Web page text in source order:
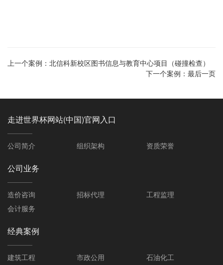
上一个案例： 北信科新校区图书信息与教育中心项目（碰撞检查）
下一个案例： 最后一页
走进世界杯网站(中国)官网入口
公司简介 组织架构 资质荣誉
公司业务
造价咨询 招标代理
工程监理
会计服务
经典案例
建筑工程 市政公用
石油化工